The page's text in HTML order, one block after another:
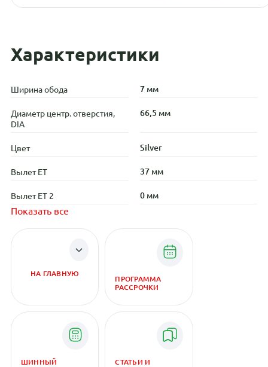
Характеристики
Ширина обода 7 мм
Диаметр центр. отверстия,
DIA
66,5 мм
Цвет Silver
Вылет ET 37 мм
Вылет ET 2 0 мм
Показать все
НА ГЛАВНУЮ
ПРОГРАММА
РАССРОЧКИ
ШИННЫЙ
СТАТЬИ И